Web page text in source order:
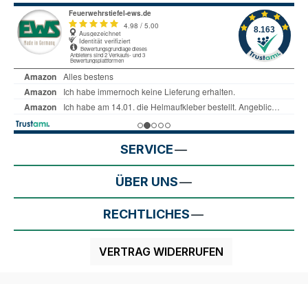
SERVICE
ÜBER UNS
RECHTLICHES
VERTRAG WIDERRUFEN